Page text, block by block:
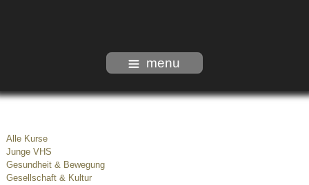
menu
Alle Kurse
Junge VHS
Gesundheit & Bewegung
Gesellschaft & Kultur